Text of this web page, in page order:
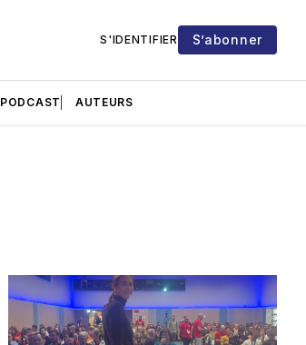
S'IDENTIFIER S’abonner
PODCAST AUTEURS